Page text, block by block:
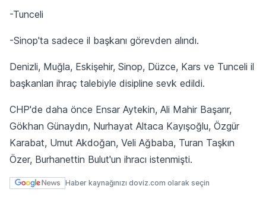
-Tunceli
-Sinop'ta sadece il başkanı görevden alındı.
Denizli, Muğla, Eskişehir, Sinop, Düzce, Kars ve Tunceli il
başkanları ihraç talebiyle disipline sevk edildi.
CHP'de daha önce Ensar Aytekin, Ali Mahir Başarır,
Gökhan Günaydın, Nurhayat Altaca Kayışoğlu, Özgür
Karabat, Umut Akdoğan, Veli Ağbaba, Turan Taşkın
Özer, Burhanettin Bulut'un ihracı istenmişti.
Haber kaynağınızı doviz.com olarak seçin